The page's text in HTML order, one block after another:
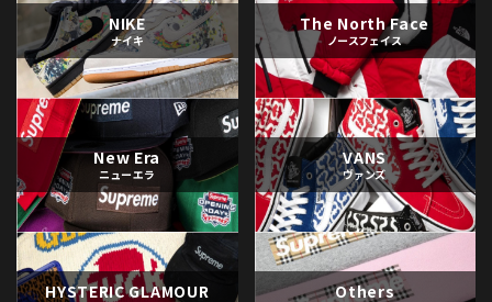
NIKE
ナイキ
The North Face
ノースフェイス
New Era
ニューエラ
VANS
ヴァンズ
HYSTERIC GLAMOUR Others